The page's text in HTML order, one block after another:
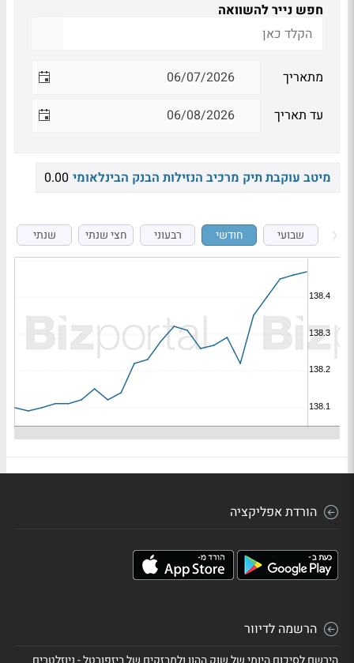
חפש נייר להשוואה
מתאריך
עד תאריך
מיטב עוקבת תיק מרכיב הנזילות הבנק הבינלאומי 0.00
שבועי חודשי רבעוני חצי שנתי שנתי
הורדת אפליקציה
הרשמה לדיוור